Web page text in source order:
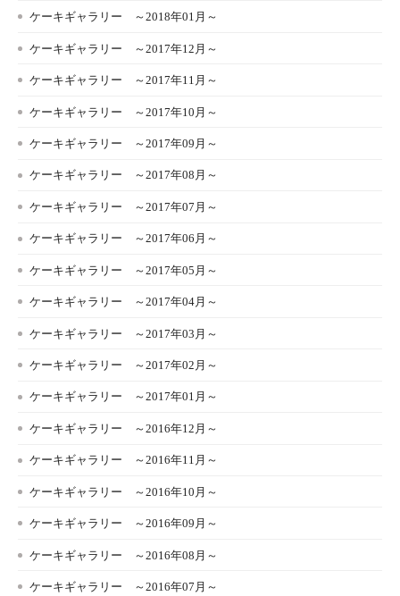
ケーキギャラリー ～2018年01月～
ケーキギャラリー ～2017年12月～
ケーキギャラリー ～2017年11月～
ケーキギャラリー ～2017年10月～
ケーキギャラリー ～2017年09月～
ケーキギャラリー ～2017年08月～
ケーキギャラリー ～2017年07月～
ケーキギャラリー ～2017年06月～
ケーキギャラリー ～2017年05月～
ケーキギャラリー ～2017年04月～
ケーキギャラリー ～2017年03月～
ケーキギャラリー ～2017年02月～
ケーキギャラリー ～2017年01月～
ケーキギャラリー ～2016年12月～
ケーキギャラリー ～2016年11月～
ケーキギャラリー ～2016年10月～
ケーキギャラリー ～2016年09月～
ケーキギャラリー ～2016年08月～
ケーキギャラリー ～2016年07月～